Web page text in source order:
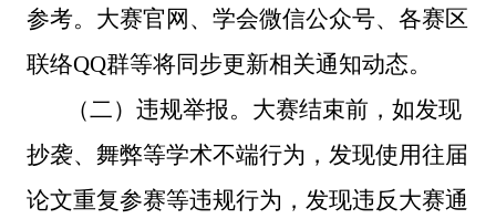
参考。 大赛官网、 学会微信公众号、 各赛区
联络QQ群等将同步更新相关通知动态。
（二）违规举报。 大赛结束前，如发现
抄袭、舞弊等学术不端行为，发现使用往届
论文重复参赛等违规行为， 发现违反大赛通